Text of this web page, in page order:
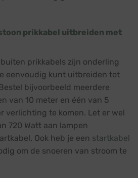
prikkabel uitbreiden met
prikkabels zijn onderling
eenvoudig kunt uitbreiden tot
bijvoorbeeld meerdere
van 10 meter en één van 5
verlichting te komen. Let er wel
720 Watt aan lampen
Ook heb je een startkabel
om de snoeren van stroom te